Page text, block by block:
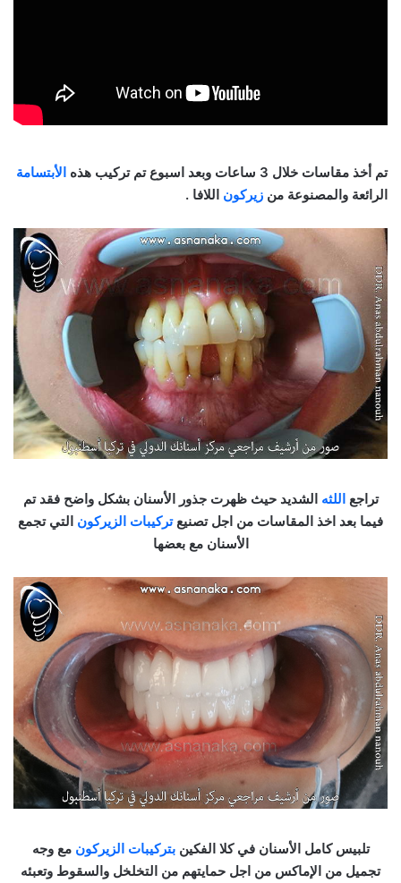
تم أخذ مقاسات خلال 3 ساعات وبعد اسبوع تم تركيب هذه
الأبتسامة
الرائعة والمصنوعة من زيركون اللافا .
تراجع اللثه الشديد حيث ظهرت جذور الأسنان بشكل واضح فقد تم
فيما بعد اخذ المقاسات من اجل تصنيعتركيبات الزيركون التي تجمع
الأسنان مع بعضها
تلبيس كامل الأسنان في كلا الفكين بتركيبات الزيركون مع وجه
تجميل من الإماكس من اجل حمايتهم من التخلخل والسقوط وتعبئه